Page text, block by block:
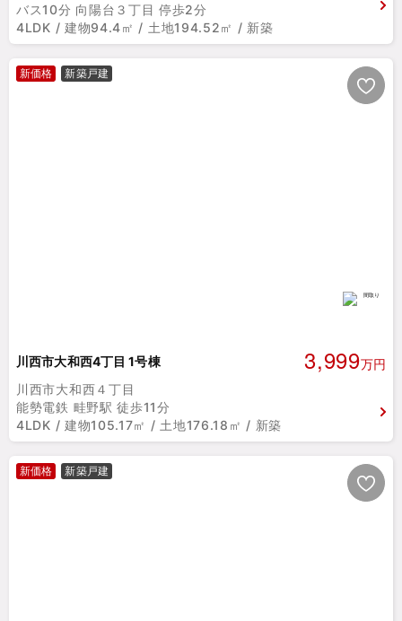
バス10分 向陽台３丁目 停歩2分
4LDK / 建物94.4㎡ / 土地194.52㎡ / 新築
新価格 新築戸建
川西市大和西4丁目 1号棟 3,999万円
川西市大和西４丁目
能勢電鉄 畦野駅 徒歩11分
4LDK / 建物105.17㎡ / 土地176.18㎡ / 新築
新価格 新築戸建